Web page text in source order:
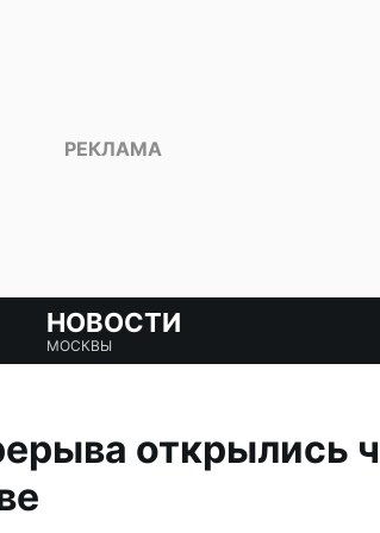
НОВОСТИ
МОСКВЫ
открылись